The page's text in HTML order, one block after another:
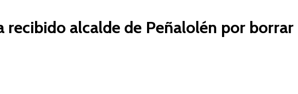
recibido alcalde de Peñalolén por borrar